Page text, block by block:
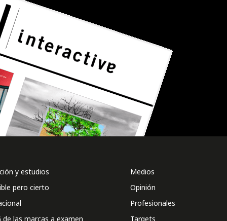
y estudios
pero cierto
de las marcas a examen
Medios
Opinión
Profesionales
Targets